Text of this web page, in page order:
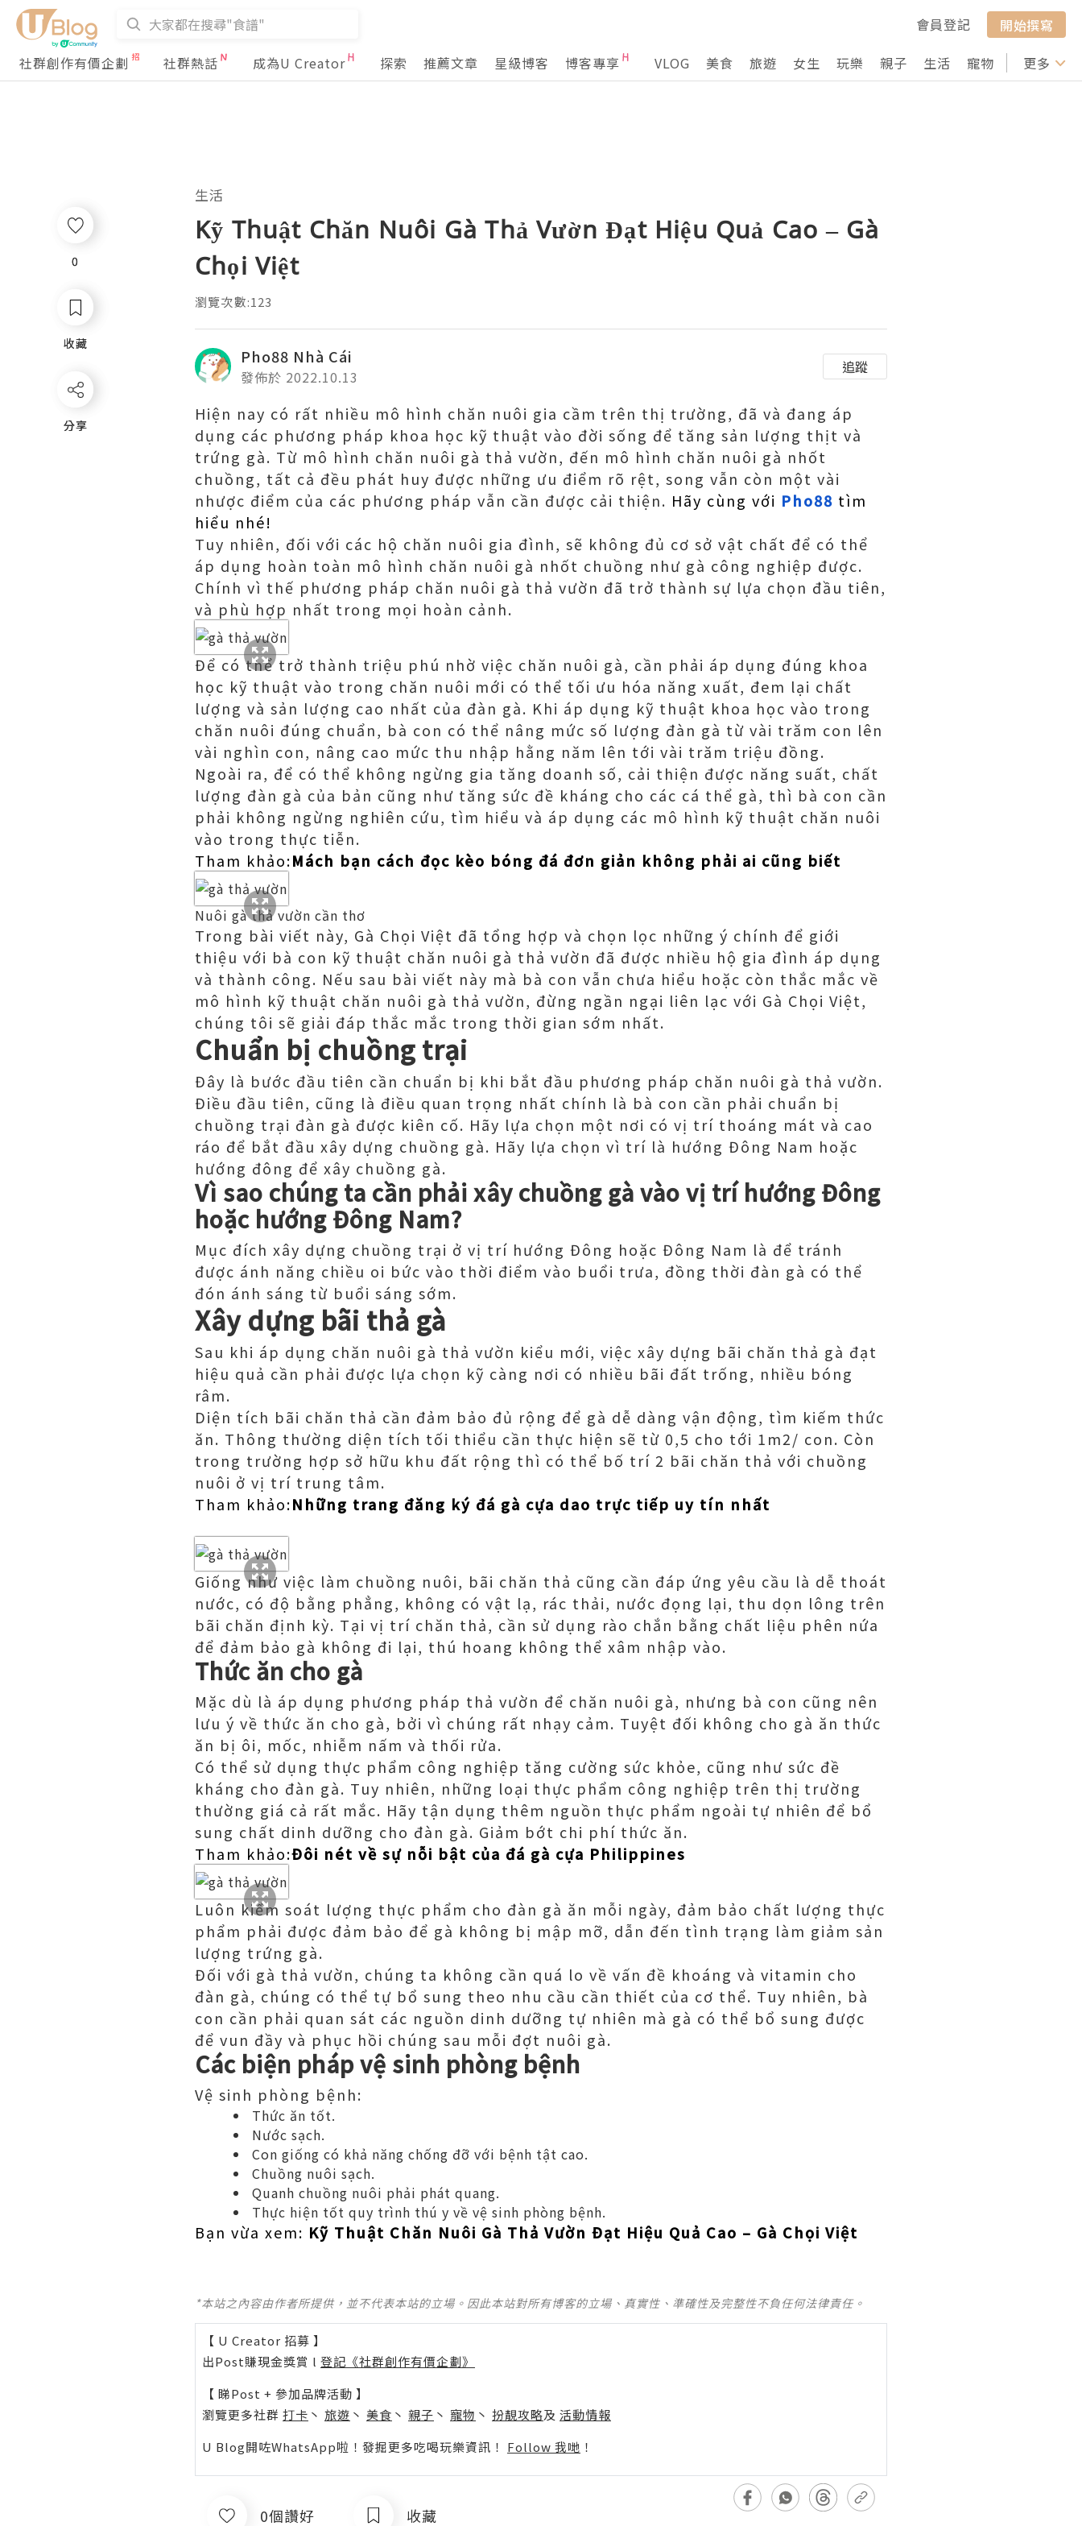
會員登記
開始撰寫
社群創作有價企劃
社群熱話 成為U Creator 探索 推薦文章 星級博客 博客專享 VLOG 美食 旅遊 女生 玩樂 親子 生活 寵物 行山 打卡
更多
0
收藏
分享
生活
Kỹ Thuật Chăn Nuôi Gà Thả Vườn Đạt Hiệu Quả Cao – Gà
Chọi Việt
瀏覽次數:123
Pho88 Nhà Cái
發佈於 2022.10.13
追蹤
Hiện nay có rất nhiều mô hình chăn nuôi gia cầm trên thị trường, đã và đang áp
dụng các phương pháp khoa học kỹ thuật vào đời sống để tăng sản lượng thịt và
trứng gà. Từ mô hình chăn nuôi gà thả vườn, đến mô hình chăn nuôi gà nhốt
chuồng, tất cả đều phát huy được những ưu điểm rõ rệt, song vẫn còn một vài
nhược điểm của các phương pháp vẫn cần được cải thiện. Hãy cùng với Pho88 tìm
hiểu nhé!
Tuy nhiên, đối với các hộ chăn nuôi gia đình, sẽ không đủ cơ sở vật chất để có thể
áp dụng hoàn toàn mô hình chăn nuôi gà nhốt chuồng như gà công nghiệp được.
Chính vì thế phương pháp chăn nuôi gà thả vườn đã trở thành sự lựa chọn đầu tiên,
và phù hợp nhất trong mọi hoàn cảnh.
Để có thể trở thành triệu phú nhờ việc chăn nuôi gà, cần phải áp dụng đúng khoa
học kỹ thuật vào trong chăn nuôi mới có thể tối ưu hóa năng xuất, đem lại chất
lượng và sản lượng cao nhất của đàn gà. Khi áp dụng kỹ thuật khoa học vào trong
chăn nuôi đúng chuẩn, bà con có thể nâng mức số lượng đàn gà từ vài trăm con lên
vài nghìn con, nâng cao mức thu nhập hằng năm lên tới vài trăm triệu đồng.
Ngoài ra, để có thể không ngừng gia tăng doanh số, cải thiện được năng suất, chất
lượng đàn gà của bản cũng như tăng sức đề kháng cho các cá thể gà, thì bà con cần
phải không ngừng nghiên cứu, tìm hiểu và áp dụng các mô hình kỹ thuật chăn nuôi
vào trong thực tiễn.
Tham khảo:Mách bạn cách đọc kèo bóng đá đơn giản không phải ai cũng biết
Nuôi gà thả vườn cần thơ
Trong bài viết này, Gà Chọi Việt đã tổng hợp và chọn lọc những ý chính để giới
thiệu với bà con kỹ thuật chăn nuôi gà thả vườn đã được nhiều hộ gia đình áp dụng
và thành công. Nếu sau bài viết này mà bà con vẫn chưa hiểu hoặc còn thắc mắc về
mô hình kỹ thuật chăn nuôi gà thả vườn, đừng ngần ngại liên lạc với Gà Chọi Việt,
chúng tôi sẽ giải đáp thắc mắc trong thời gian sớm nhất.
Chuẩn bị chuồng trại
Đây là bước đầu tiên cần chuẩn bị khi bắt đầu phương pháp chăn nuôi gà thả vườn.
Điều đầu tiên, cũng là điều quan trọng nhất chính là bà con cần phải chuẩn bị
chuồng trại đàn gà được kiên cố. Hãy lựa chọn một nơi có vị trí thoáng mát và cao
ráo để bắt đầu xây dựng chuồng gà. Hãy lựa chọn vì trí là hướng Đông Nam hoặc
hướng đông để xây chuồng gà.
Vì sao chúng ta cần phải xây chuồng gà vào vị trí hướng Đông
hoặc hướng Đông Nam?
Mục đích xây dựng chuồng trại ở vị trí hướng Đông hoặc Đông Nam là để tránh
được ánh năng chiều oi bức vào thời điểm vào buổi trưa, đồng thời đàn gà có thể
đón ánh sáng từ buổi sáng sớm.
Xây dựng bãi thả gà
Sau khi áp dụng chăn nuôi gà thả vườn kiểu mới, việc xây dựng bãi chăn thả gà đạt
hiệu quả cần phải được lựa chọn kỹ càng nơi có nhiều bãi đất trống, nhiều bóng
râm.
Diện tích bãi chăn thả cần đảm bảo đủ rộng để gà dễ dàng vận động, tìm kiếm thức
ăn. Thông thường diện tích tối thiểu cần thực hiện sẽ từ 0,5 cho tới 1m2/ con. Còn
trong trường hợp sở hữu khu đất rộng thì có thể bố trí 2 bãi chăn thả với chuồng
nuôi ở vị trí trung tâm.
Tham khảo:Những trang đăng ký đá gà cựa dao trực tiếp uy tín nhất
Giống như việc làm chuồng nuôi, bãi chăn thả cũng cần đáp ứng yêu cầu là dễ thoát
nước, có độ bằng phẳng, không có vật lạ, rác thải, nước đọng lại, thu dọn lông trên
bãi chăn định kỳ. Tại vị trí chăn thả, cần sử dụng rào chắn bằng chất liệu phên nứa
để đảm bảo gà không đi lại, thú hoang không thể xâm nhập vào.
Thức ăn cho gà
Mặc dù là áp dụng phương pháp thả vườn để chăn nuôi gà, nhưng bà con cũng nên
lưu ý về thức ăn cho gà, bởi vì chúng rất nhạy cảm. Tuyệt đối không cho gà ăn thức
ăn bị ôi, mốc, nhiễm nấm và thối rửa.
Có thể sử dụng thực phẩm công nghiệp tăng cường sức khỏe, cũng như sức đề
kháng cho đàn gà. Tuy nhiên, những loại thực phẩm công nghiệp trên thị trường
thường giá cả rất mắc. Hãy tận dụng thêm nguồn thực phẩm ngoài tự nhiên để bổ
sung chất dinh dưỡng cho đàn gà. Giảm bớt chi phí thức ăn.
Tham khảo:Đôi nét về sự nỗi bật của đá gà cựa Philippines
Luôn kiểm soát lượng thực phẩm cho đàn gà ăn mỗi ngày, đảm bảo chất lượng thực
phẩm phải được đảm bảo để gà không bị mập mỡ, dẫn đến tình trạng làm giảm sản
lượng trứng gà.
Đối với gà thả vườn, chúng ta không cần quá lo về vấn đề khoáng và vitamin cho
đàn gà, chúng có thể tự bổ sung theo nhu cầu cần thiết của cơ thể. Tuy nhiên, bà
con cần phải quan sát các nguồn dinh dưỡng tự nhiên mà gà có thể bổ sung được
để vun đầy và phục hồi chúng sau mỗi đợt nuôi gà.
Các biện pháp vệ sinh phòng bệnh
Vệ sinh phòng bệnh:
Thức ăn tốt.
Nước sạch.
Con giống có khả năng chống đỡ với bệnh tật cao.
Chuồng nuôi sạch.
Quanh chuồng nuôi phải phát quang.
Thực hiện tốt quy trình thú y về vệ sinh phòng bệnh.
Bạn vừa xem: Kỹ Thuật Chăn Nuôi Gà Thả Vườn Đạt Hiệu Quả Cao – Gà Chọi Việt
*本站之內容由作者所提供，並不代表本站的立場。因此本站對所有博客的立場、真實性、準確性及完整性不負任何法律責任。
【 U Creator 招募 】
出Post賺現金獎賞 l 登記《社群創作有價企劃》
【 睇Post + 參加品牌活動 】
瀏覽更多社群 打卡 丶 旅遊 丶 美食 丶 親子 丶 寵物 丶 扮靚攻略及 活動情報
U Blog開咗WhatsApp啦！發掘更多吃喝玩樂資訊！ Follow 我哋 ！
0個讚好 收藏
0
收藏
分享